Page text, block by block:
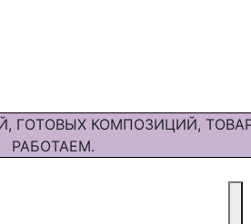
ГОТОВЫХ КОМПОЗИЦИЙ,
РАБОТАЕМ.